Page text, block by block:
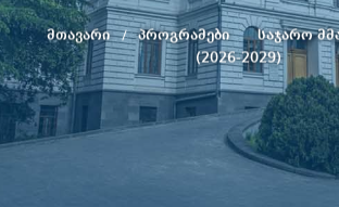
მთავარი პროგრამები
საჯარო
(2026-2029)